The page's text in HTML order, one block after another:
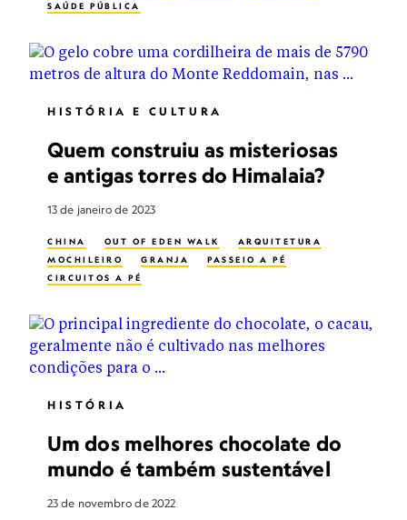
SAÚDE PÚBLICA
HISTÓRIA E CULTURA
Quem construiu as misteriosas
e antigas torres do Himalaia?
13 de janeiro de 2023
CHINA OUT OF EDEN WALK
ARQUITETURA
MOCHILEIRO
GRANJA
PASSEIO A PÉ
CIRCUITOS A PÉ
HISTÓRIA
Um dos melhores chocolate do
mundo é também sustentável
23 de novembro de 2022